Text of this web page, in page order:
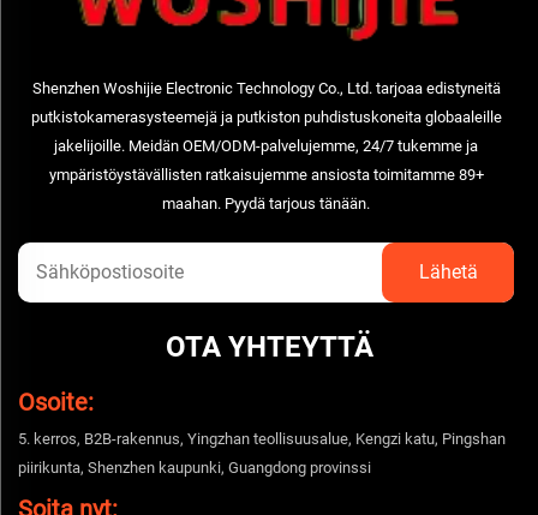
Shenzhen Woshijie Electronic Technology Co., Ltd. tarjoaa edistyneitä
putkistokamerasysteemejä ja putkiston puhdistuskoneita globaaleille
jakelijoille. Meidän OEM/ODM-palvelujemme, 24/7 tukemme ja
ympäristöystävällisten ratkaisujemme ansiosta toimitamme 89+
maahan. Pyydä tarjous tänään.
OTA YHTEYTTÄ
Osoite:
5. kerros, B2B-rakennus, Yingzhan teollisuusalue, Kengzi katu, Pingshan
piirikunta, Shenzhen kaupunki, Guangdong provinssi
Soita nyt: